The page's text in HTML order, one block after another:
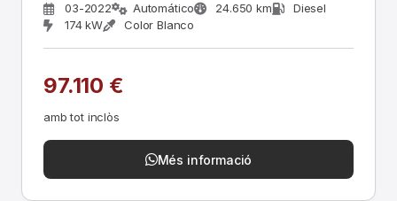
03-2022 Automático 24.650 km
Diesel
174 kW
Color Blanco
97.110 €
amb tot inclòs
Més informació